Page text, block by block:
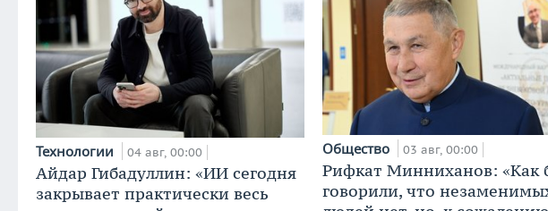
Технологии 04 авг, 00:00
Айдар Гибадуллин: «ИИ сегодня
закрывает практически весь
Общество 03 авг, 00:00
Рифкат Минниханов: «Как
говорили, что